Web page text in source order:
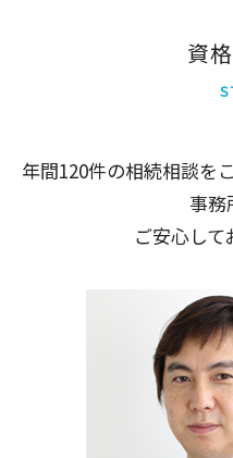
北区
足立区
資
年間120件の相続相談を
事務
ご安心して